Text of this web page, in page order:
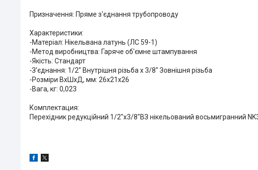
Призначення: Пряме з'єднання трубопроводу
Характеристики:
-Матеріал: Нікельвана латунь (ЛС 59-1)
-Метод виробництва: Гаряче об'ємне штампування
-Якість: Стандарт
-З'єднання: 1/2″ Внутрішня різьба х 3/8″ Зовнішня різьба
-Розміри ВхШхД, мм: 26х21х26
-Вага, кг: 0,023
Комплектация:
Перехідник редукційний 1/2″х3/8″ВЗ нікельований восьмигранний